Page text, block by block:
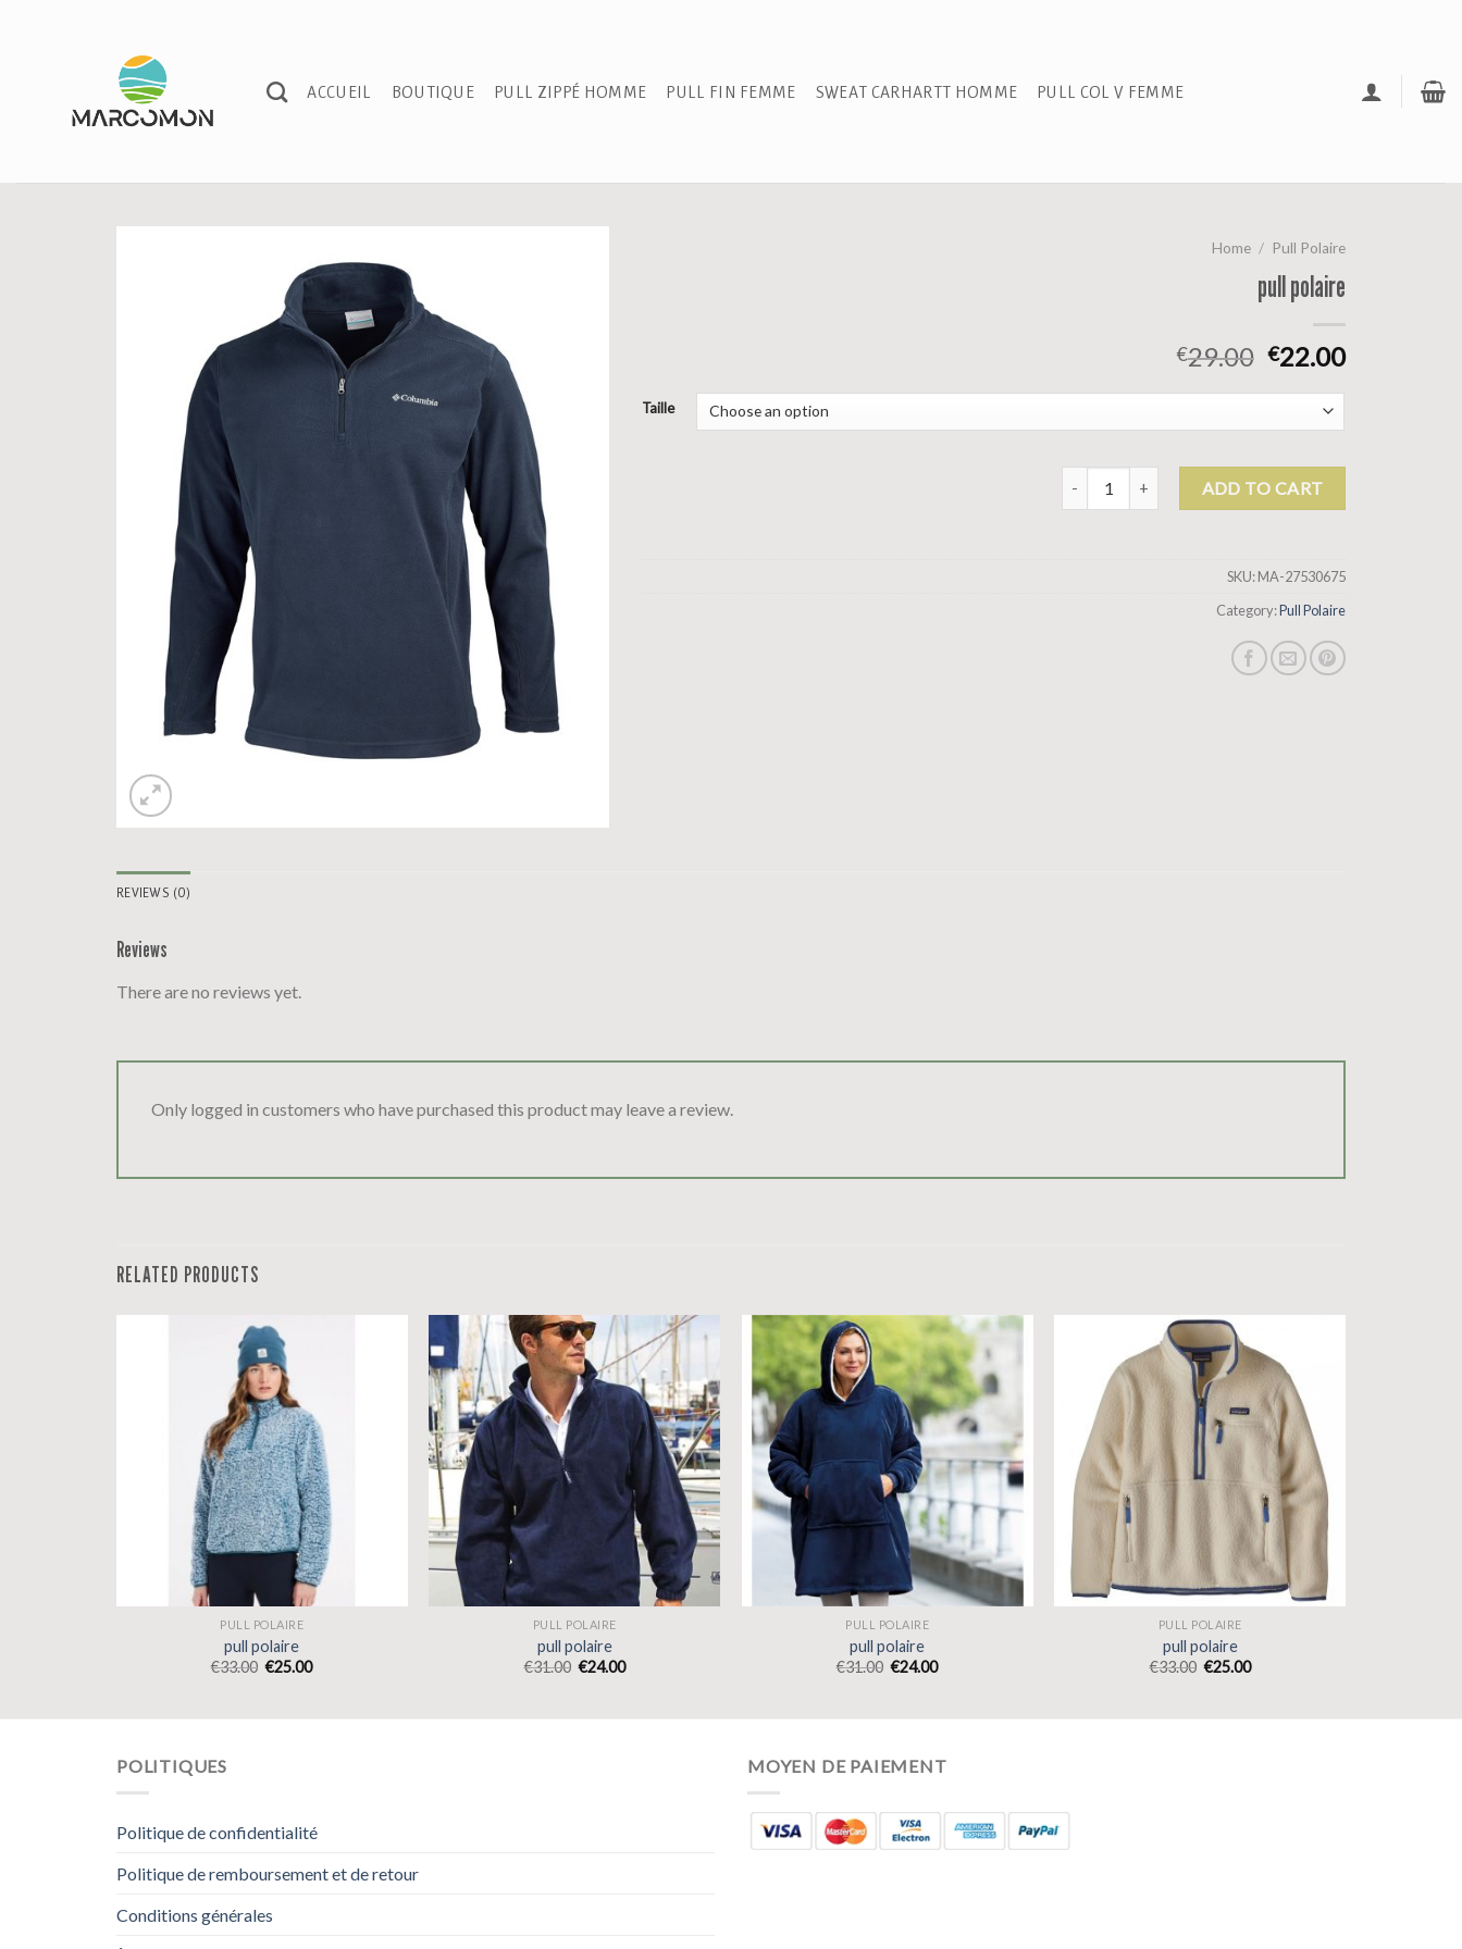
ACCUEIL
BOUTIQUE PULL ZIPPÉ HOMME PULL FIN FEMME SWEAT CARHARTT HOMME PULL COL V FEMME
Home / Pull Polaire
pull polaire
€29.00 €22.00
Taille
ADD TO CART
SKU:MA-27530675
Category:Pull Polaire
REVIEWS (0)
Reviews
There are no reviews yet.
Only logged in customers who have purchased this product may leave a review.
RELATED PRODUCTS
PULL POLAIRE
pull polaire
€33.00 €25.00
PULL POLAIRE
pull polaire
€31.00 €24.00
PULL POLAIRE
pull polaire
€31.00 €24.00
PULL POLAIRE
pull polaire
€33.00 €25.00
POLITIQUES
Politique de confidentialité
Politique de remboursement et de retour
Conditions générales
MOYEN DE PAIEMENT